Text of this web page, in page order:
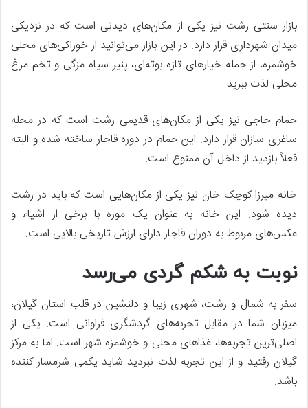
بازار سنتی رشت نیز یکی از مکان‌های دیدنی است که در نزدیکی
میدان شهرداری قرار دارد. در این بازار می‌توانید از خوراکی‌های محلی
خوشمزه، از جمله خیارهای تازه بوته‌ای، پنیر سیاه مزگی و تخم مرغ
محلی لذت ببرید.
حمام حاجی نیز یکی از مکان‌های قدیمی رشت است که در محله
ساغری سازان قرار دارد. این حمام در دوره قاجار ساخته شده و البته
فعلاً بازدید از داخل آن ممنوع است.
خانه میرزا کوچک خان نیز یکی از مکان‌هایی است که باید در رشت
دیده شود. این خانه به عنوان یک موزه با برخی از اشیاء و
عکس‌های مربوط به دوران قاجار دارای ارزش تاریخی بالایی است.
نوبت به شکم گردی می‌رسد
سفر به شمال و رشت، شهری زیبا و دلنشین در قلب استان گیلان،
میزبان شما در مقابل تجربه‌های گردشگری فراوانی است. یکی از
اصلی‌ترین تجربه‌ها، غذاهای محلی و خوشمزه شهر است. اما به مرکز
گیلان رفتید و از این تجربه لذت نبردید شاید یکمی شرمسار کننده
باشد.